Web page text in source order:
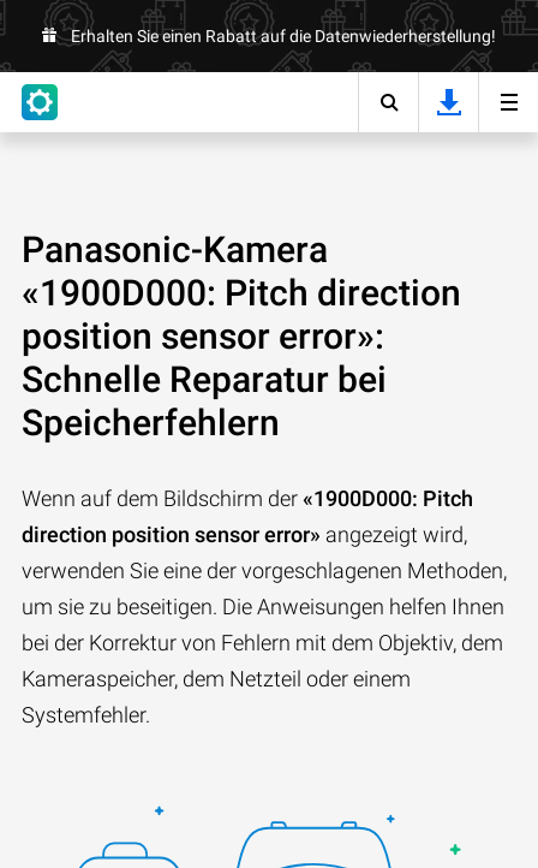
Erhalten Sie einen Rabatt auf die Datenwiederherstellung!
Panasonic-Kamera
«1900D000: Pitch direction
position sensor error»:
Schnelle Reparatur bei
Speicherfehlern
Wenn auf dem Bildschirm der«1900D000: Pitch
direction position sensor error» angezeigt wird,
verwenden Sie eine der vorgeschlagenen Methoden,
um sie zu beseitigen. Die Anweisungen helfen Ihnen
bei der Korrektur von Fehlern mit dem Objektiv, dem
Kameraspeicher, dem Netzteil oder einem
Systemfehler.